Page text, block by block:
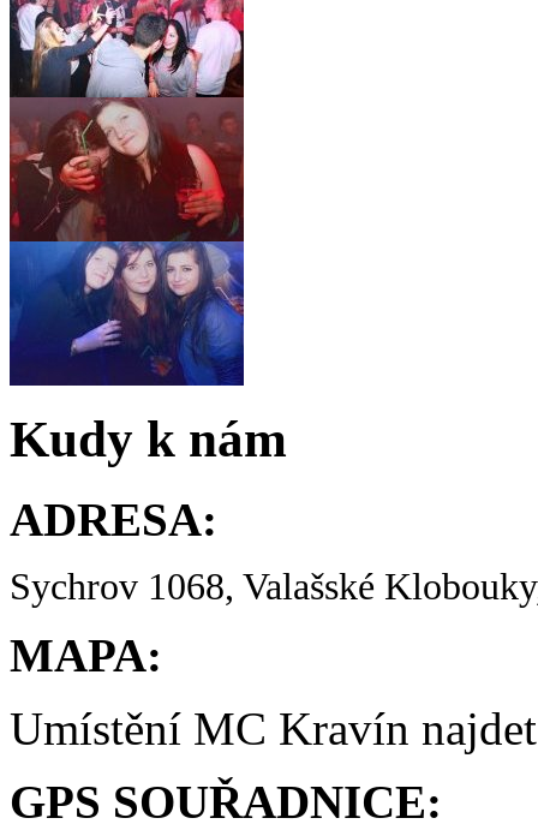
Kudy k nám
ADRESA:
Sychrov 1068, Valašské
MAPA:
Umístění MC Kravín
GPS SOUŘADNICE: